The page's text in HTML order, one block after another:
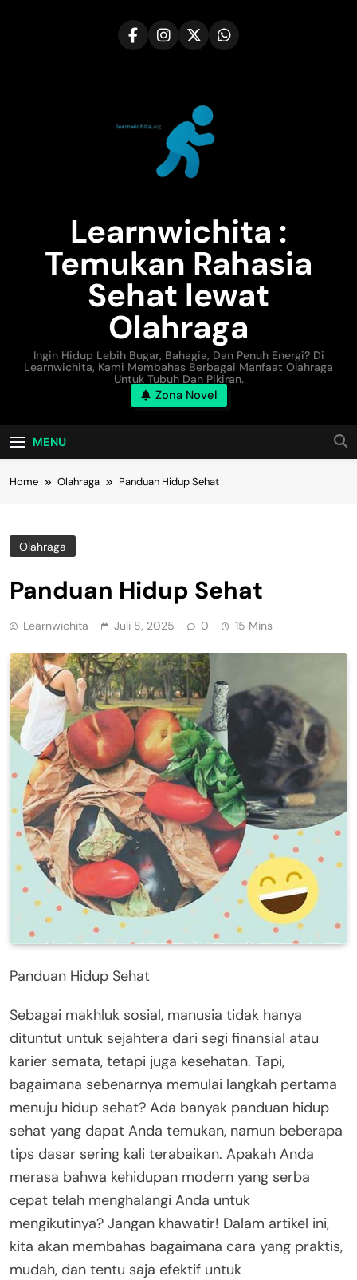
Learnwichita :
Temukan Rahasia
Sehat lewat
Olahraga
Ingin Hidup Lebih Bugar, Bahagia, Dan Penuh Energi? Di
Learnwichita, Kami Membahas Berbagai Manfaat Olahraga
Untuk Tubuh Dan Pikiran.
Zona Novel
MENU
Home Olahraga Panduan Hidup Sehat
Olahraga
Panduan Hidup Sehat
Learnwichita Juli 8, 2025 0 15 Mins
Panduan Hidup Sehat
Sebagai makhluk sosial, manusia tidak hanya
dituntut untuk sejahtera dari segi finansial atau
karier semata, tetapi juga kesehatan. Tapi,
bagaimana sebenarnya memulai langkah pertama
menuju hidup sehat? Ada banyak panduan hidup
sehat yang dapat Anda temukan, namun beberapa
tips dasar sering kali terabaikan. Apakah Anda
merasa bahwa kehidupan modern yang serba
cepat telah menghalangi Anda untuk
mengikutinya? Jangan khawatir! Dalam artikel ini,
kita akan membahas bagaimana cara yang praktis,
mudah, dan tentu saja efektif untuk